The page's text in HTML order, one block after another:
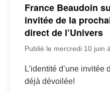
France Beaudoin
invitée de la
direct de l’Univers
Publié le mercredi 10 juin
L’identité d’une
déjà dévoilée!